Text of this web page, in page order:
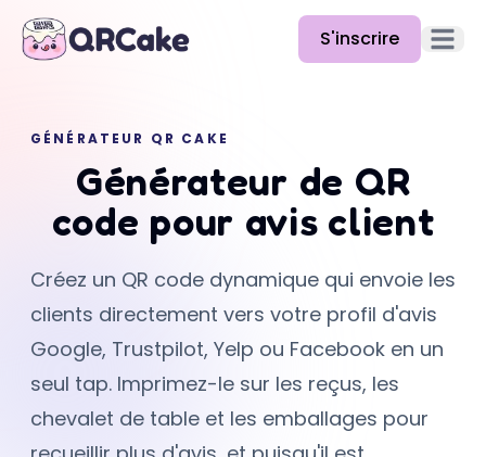
S'inscrire Ouvrir
Tarifs
Blog
Aide
API
GÉNÉRATEUR QR CAKE
Générateur de QR
code pour avis client
Créez un QR code dynamique qui envoie les
clients directement vers votre profil d'avis
Google, Trustpilot, Yelp ou Facebook en un
seul tap. Imprimez-le sur les reçus, les
chevalet de table et les emballages pour